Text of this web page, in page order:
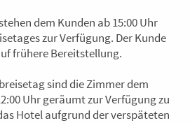
dem Kunden ab 15:00 Uhr
zur Verfügung. Der Kunde
frühere Bereitstellung.
sind die Zimmer dem
Uhr geräumt zur Verfügung zu
Hotel aufgrund der verspäteten